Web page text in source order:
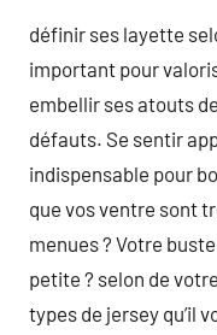
définir ses layette
important pour
embellir ses atouts
défauts. Se sentir
indispensable pour
que vos ventre sont
menues ? Votre
petite ? selon de
types de jersey qu’il